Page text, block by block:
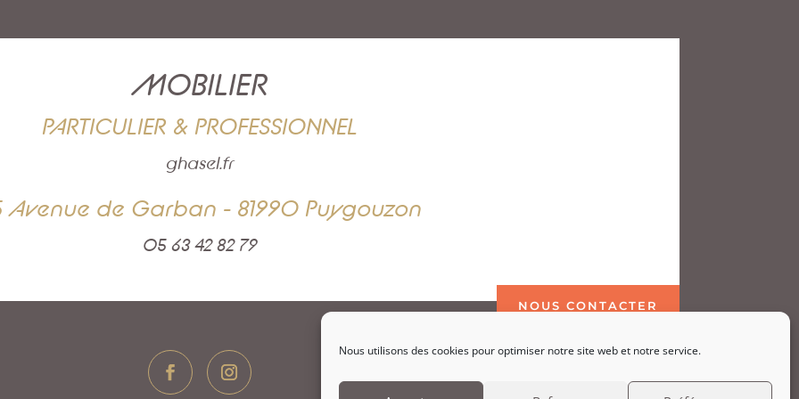
Nous utilisons des cookies pour optimiser notre site web et notre service.
MOBILIER
PARTICULIER & PROFESSIONNEL
ghasel.fr
Avenue de Garban - 81990 Puygouzon
05 63 42 82 79
NOUS CONTACTER